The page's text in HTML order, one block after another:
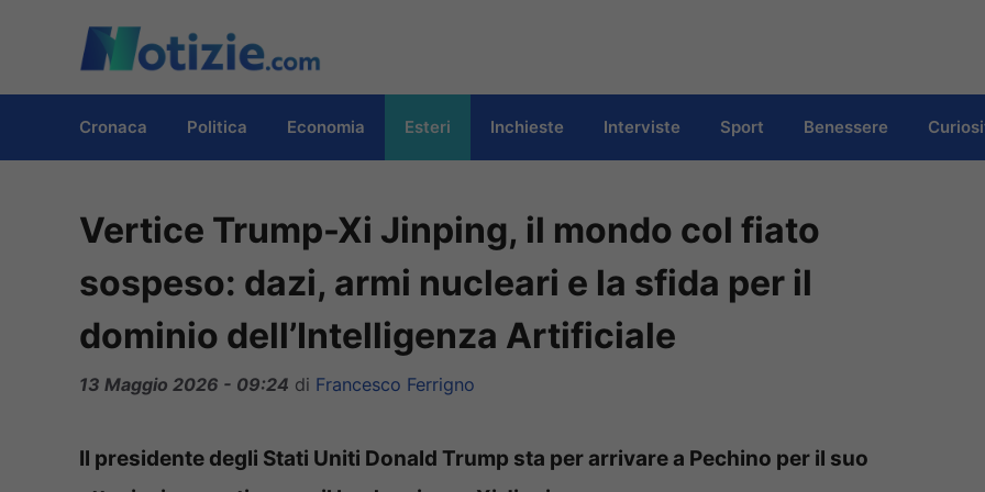
contenuto
Cronaca Politica Economia Esteri Inchieste Interviste Sport Benessere
Vertice Trump-Xi Jinping, il mondo col fiato
sospeso: dazi, armi nucleari e la sfida per il
dominio dell’Intelligenza Artificiale
13 Maggio 2026 - 09:24 di Francesco Ferrigno
Il presidente degli Stati Uniti Donald Trump sta per arrivare a Pechino per il suo